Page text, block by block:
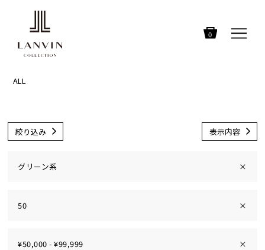
0
ALL
絞り込み 表示内容
グリーン系 ×
50 ×
¥50,000 - ¥99,999 ×